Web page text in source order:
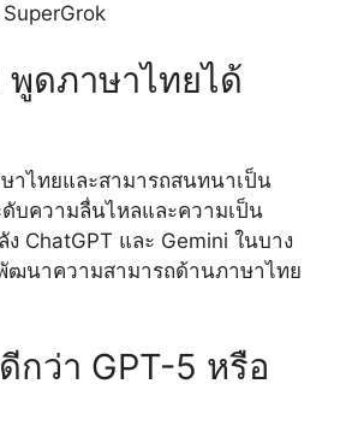
พูดภาษาไทยได้
าไทยและสามารถสนทนาเป็น
บความลื่นไหลและความเป็น
ChatGPT และ Gemini ในบาง
ฒนาความสามารถด้านภาษาไทย
กว่า GPT-5 หรือ